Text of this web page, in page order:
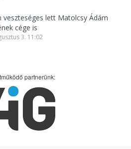
veszteséges lett Matolcsy Ádám
cége is
3. 11:02
partnerünk: